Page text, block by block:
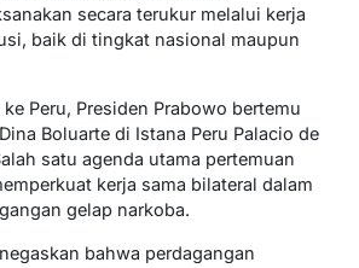
secara terukur melalui kerja
baik di tingkat nasional maupun
Peru, Presiden Prabowo bertemu
Boluarte di Istana Peru Palacio de
satu agenda utama pertemuan
kerja sama bilateral dalam
gelap narkoba.
bahwa perdagangan